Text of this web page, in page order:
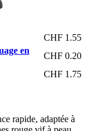
CHF 1.55
en
CHF 0.20
CHF 1.75
rapide, adaptée à